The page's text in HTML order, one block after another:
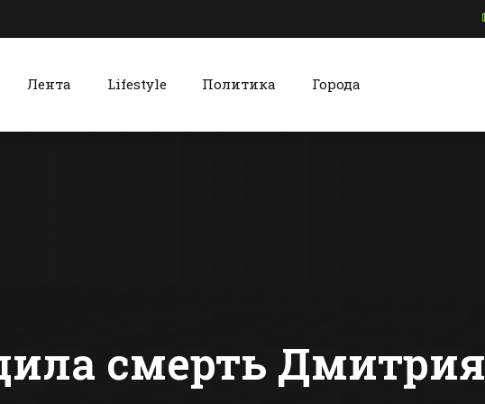
Лента Lifestyle Политика Города
смерть Дмитрия